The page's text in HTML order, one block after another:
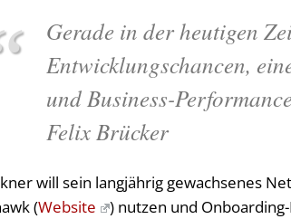
Gerade in der heutigen
Entwicklungschancen,
und Business-
Felix Brücker
will sein langjährig gewachsenes
(Website
) nutzen und